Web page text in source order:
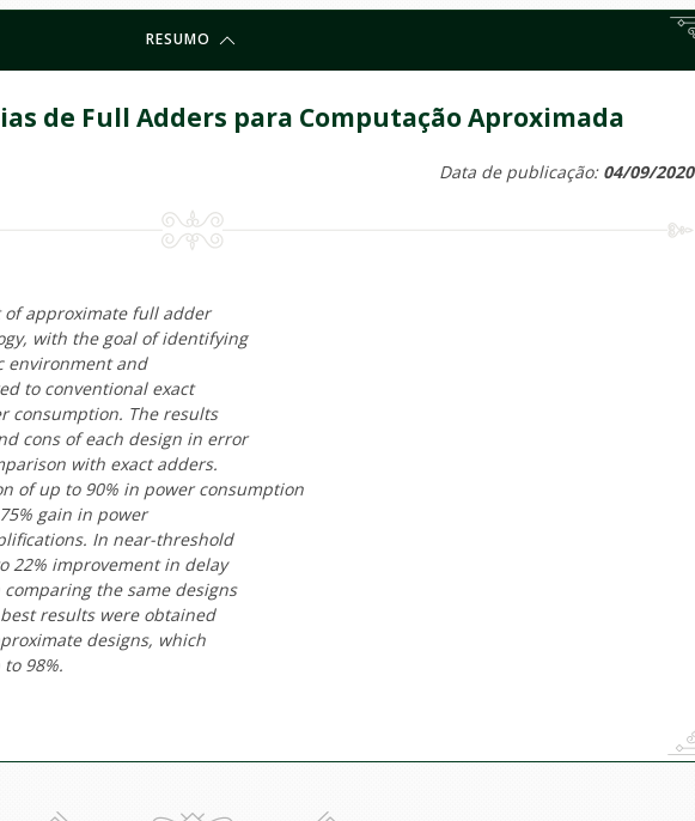
RESUMO
de Full Adders para Computação Aproximada
Data de publicação: 04/09/2020
of approximate full adder
with the goal of identifying
environment and
to conventional exact
consumption. The results
cons of each design in error
with exact adders.
of up to 90% in power consumption
gain in power
In near-threshold
22% improvement in delay
the same designs
results were obtained
designs, which
98%.